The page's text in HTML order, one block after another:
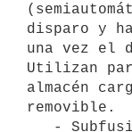
disparo y
una vez el
Utilizan
almacén
removible.